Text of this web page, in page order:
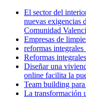
El sector del
nuevas exigencias
Comunidad
Empresas de
reformas
Reformas
Diseñar una
online facilita la
Team building
La transformación